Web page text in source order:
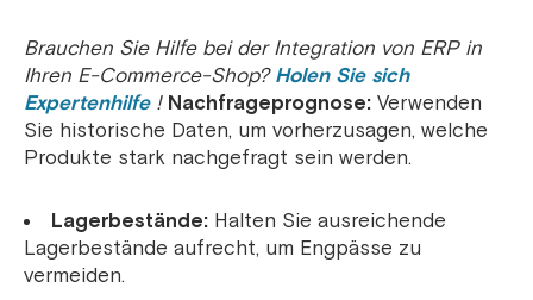
Brauchen Sie Hilfe bei der Integration von ERP in
Ihren E-Commerce-Shop?Holen Sie sich
Expertenhilfe!Nachfrageprognose: Verwenden
Sie historische Daten, um vorherzusagen, welche
Produkte stark nachgefragt sein werden.
Lagerbestände: Halten Sie ausreichende
Lagerbestände aufrecht, um Engpässe zu
vermeiden.